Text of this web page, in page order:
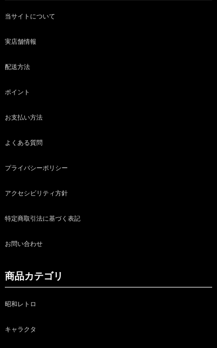
当サイトについて
実店舗情報
配送方法
ポイント
お支払い方法
よくある質問
プライバシーポリシー
アクセシビリティ方針
特定商取引法に基づく表記
お問い合わせ
商品カテゴリ
昭和レトロ
キャラクタ